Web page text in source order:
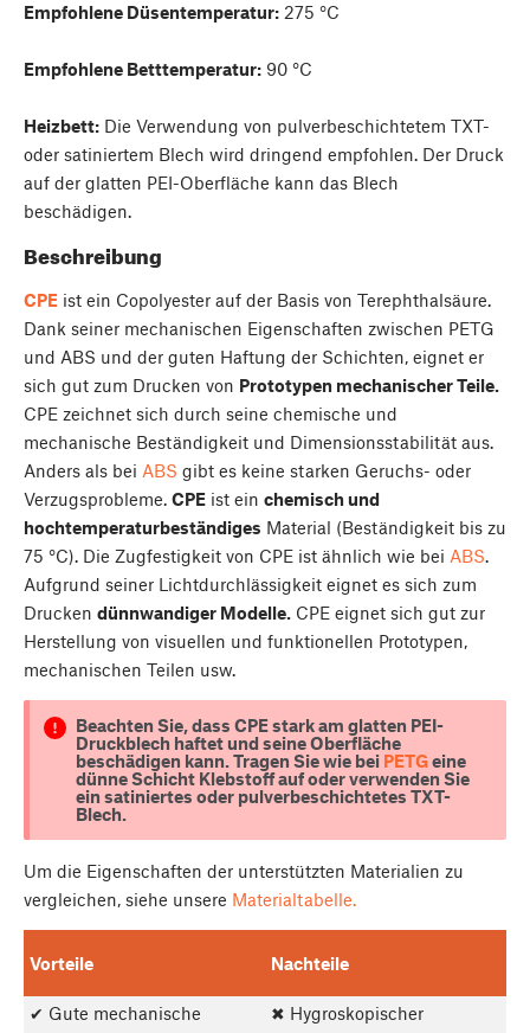
Empfohlene Düsentemperatur: 275 °C
Empfohlene Betttemperatur: 90 °C
Heizbett: Die Verwendung von pulverbeschichtetem TXT-
oder satiniertem Blech wird dringend empfohlen. Der Druck
auf der glatten PEI-Oberfläche kann das Blech
beschädigen.
Beschreibung
CPE ist ein Copolyester auf der Basis von Terephthalsäure.
Dank seiner mechanischen Eigenschaften zwischen PETG
und ABS und der guten Haftung der Schichten, eignet er
sich gut zum Drucken von Prototypen mechanischer Teile.
CPE zeichnet sich durch seine chemische und
mechanische Beständigkeit und Dimensionsstabilität aus.
Anders als bei ABS gibt es keine starken Geruchs- oder
Verzugsprobleme. CPE ist ein chemisch und
hochtemperaturbeständiges Material (Beständigkeit bis zu
75 °C). Die Zugfestigkeit von CPE ist ähnlich wie bei ABS.
Aufgrund seiner Lichtdurchlässigkeit eignet es sich zum
Drucken dünnwandiger Modelle. CPE eignet sich gut zur
Herstellung von visuellen und funktionellen Prototypen,
mechanischen Teilen usw.
Beachten Sie, dass CPE stark am glatten PEI-
Druckblech haftet und seine Oberfläche
beschädigen kann. Tragen Sie wie bei PETGeine
dünne Schicht Klebstoff auf oder verwenden Sie
ein satiniertes oder pulverbeschichtetes TXT-
Blech.
Um die Eigenschaften der unterstützten Materialien zu
vergleichen, siehe unsere Materialtabelle.
Vorteile Nachteile
✔ Gute mechanische
✖ Hygroskopischer